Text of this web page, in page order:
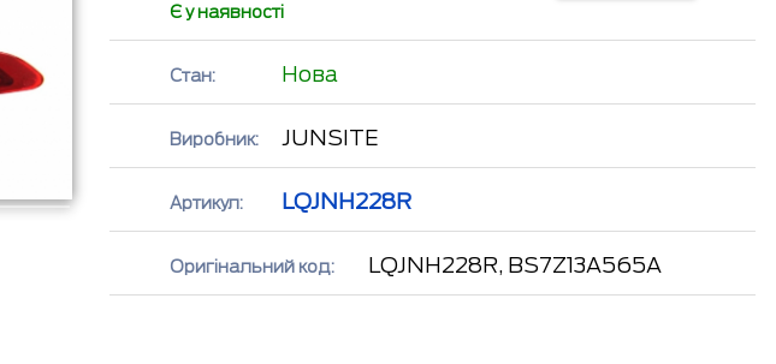
Є у наявності
Стан: Нова
Виробник: JUNSITE
Артикул: LQJNH228R
Оригінальний код: LQJNH228R, BS7Z13A565A